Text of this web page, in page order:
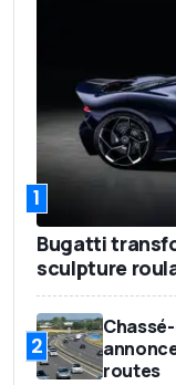
1
Bugatti
sculpture
2
routes